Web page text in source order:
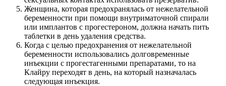
Женщина, которая предохранялась от нежелательной
беременности при помощи внутриматочной спирали
или имплантов с прогестероном, должна начать пить
таблетки в день удаления средства.
Когда с целью предохранения от нежелательной
беременности использовались долговременные
инъекции с прогестагенными препаратами, то на
Клайру переходят в день, на который назначалась
следующая инъекция.